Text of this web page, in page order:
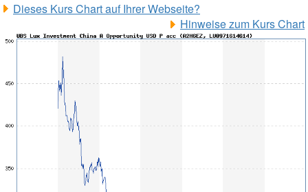
Dieses Kurs Chart auf Ihrer Webseite?
Hinweise zum Kurs Chart